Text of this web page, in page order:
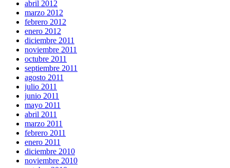
abril 2012
marzo 2012
febrero 2012
enero 2012
diciembre 2011
noviembre 2011
octubre 2011
septiembre 2011
agosto 2011
julio 2011
junio 2011
mayo 2011
abril 2011
marzo 2011
febrero 2011
enero 2011
diciembre 2010
noviembre 2010